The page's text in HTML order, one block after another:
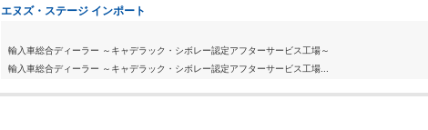
エヌズ・ステージ インポート
輸入車総合ディーラー ～キャデラック・シボレー認定アフターサービス工場～
輸入車総合ディーラー ～キャデラック・シボレー認定アフターサービス工場...